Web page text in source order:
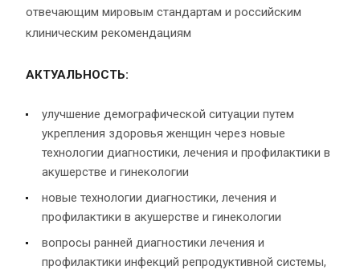
отвечающим мировым стандартам и российским
клиническим рекомендациям
АКТУАЛЬНОСТЬ:
улучшение демографической ситуации путем
укрепления здоровья женщин через новые
технологии диагностики, лечения и профилактики в
акушерстве и гинекологии
новые технологии диагностики, лечения и
профилактики в акушерстве и гинекологии
вопросы ранней диагностики лечения и
профилактики инфекций репродуктивной системы,